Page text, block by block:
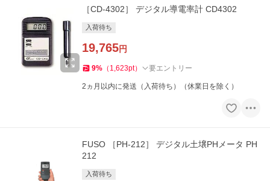
［CD-4302］ デジタル導電率計 CD4302
入荷待ち
19,765円
9% （ 1,623pt） 要エントリー
2ヵ月以内に発送（入荷待ち）（休業日を除く）
FUSO ［PH-212］ デジタル土壌PHメータ PH
212
入荷待ち